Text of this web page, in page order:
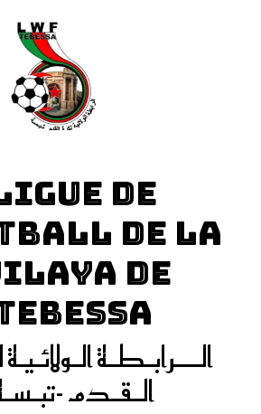
DE
DE LA
DE
الـــرابـطـة
الـقـدم -